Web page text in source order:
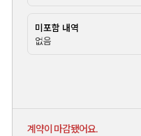
미포함 내역
없음
계약이 마감됐어요.